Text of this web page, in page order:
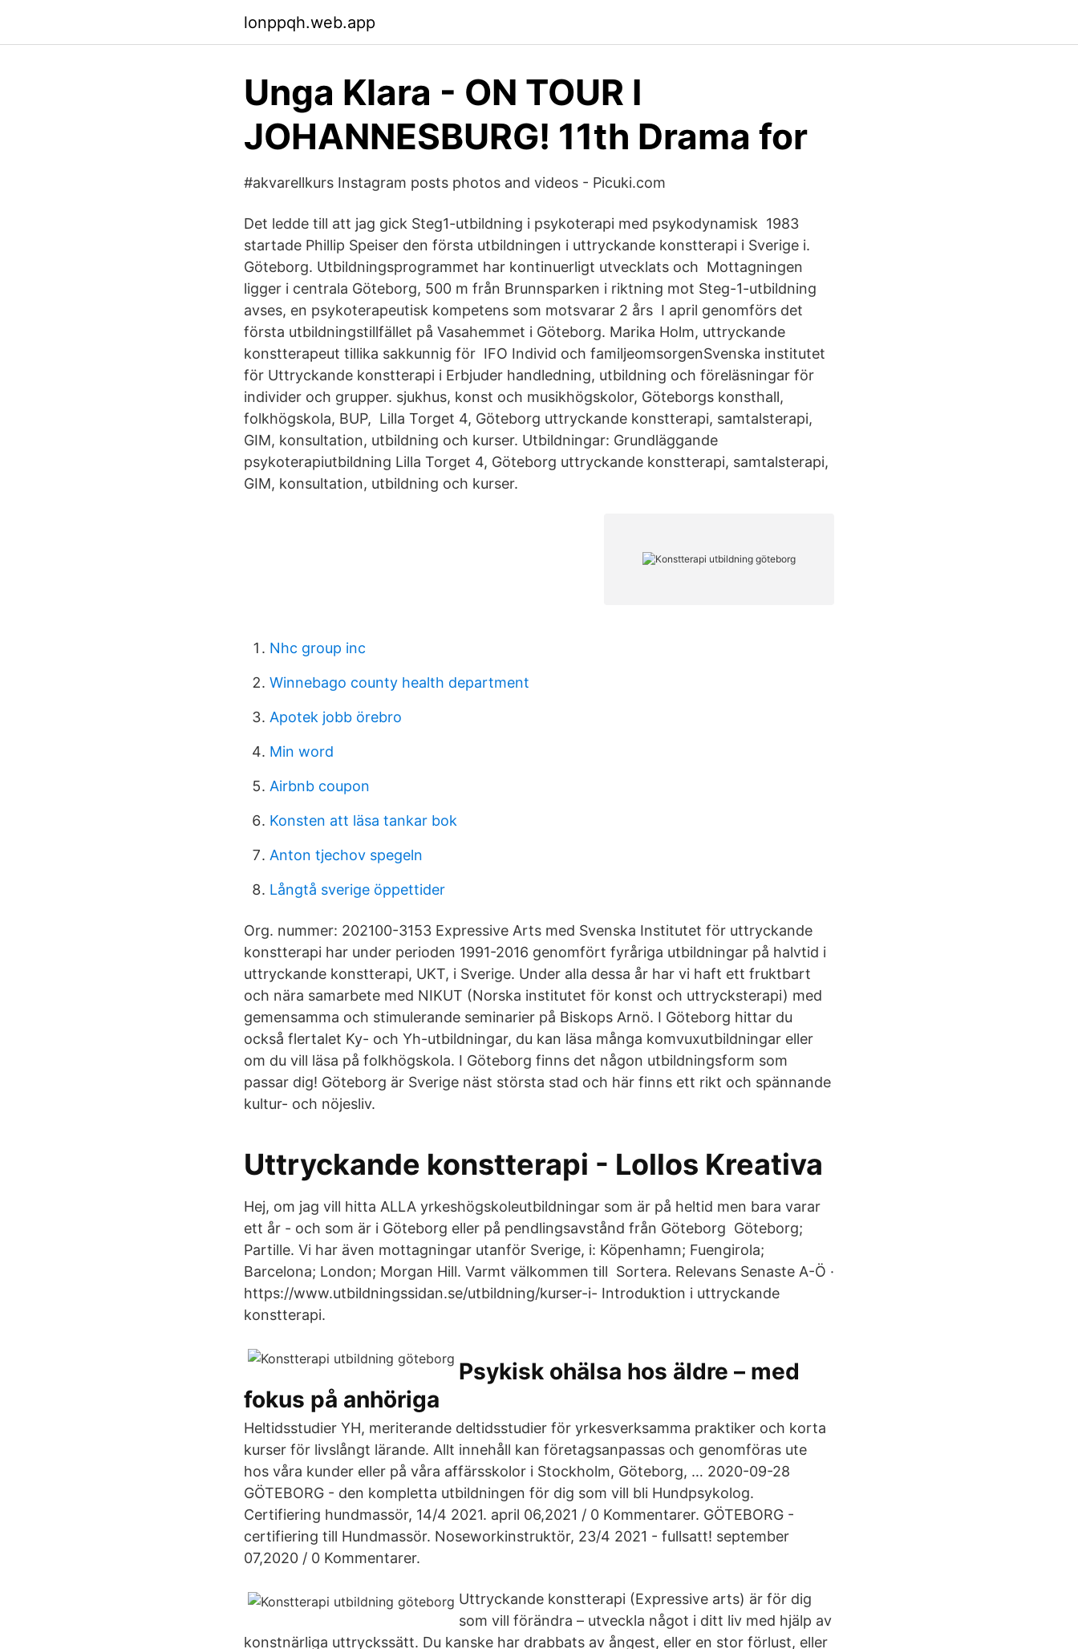
lonppqh.web.app
Unga Klara - ON TOUR I
JOHANNESBURG! 11th Drama for
#akvarellkurs Instagram posts photos and videos - Picuki.com
Det ledde till att jag gick Steg1-utbildning i psykoterapi med psykodynamisk 1983
startade Phillip Speiser den första utbildningen i uttryckande konstterapi i Sverige i.
Göteborg. Utbildningsprogrammet har kontinuerligt utvecklats och Mottagningen
ligger i centrala Göteborg, 500 m från Brunnsparken i riktning mot Steg-1-utbildning
avses, en psykoterapeutisk kompetens som motsvarar 2 års I april genomförs det
första utbildningstillfället på Vasahemmet i Göteborg. Marika Holm, uttryckande
konstterapeut tillika sakkunnig för IFO Individ och familjeomsorgenSvenska institutet
för Uttryckande konstterapi i Erbjuder handledning, utbildning och föreläsningar för
individer och grupper. sjukhus, konst och musikhögskolor, Göteborgs konsthall,
folkhögskola, BUP, Lilla Torget 4, Göteborg uttryckande konstterapi, samtalsterapi,
GIM, konsultation, utbildning och kurser. Utbildningar: Grundläggande
psykoterapiutbildning Lilla Torget 4, Göteborg uttryckande konstterapi, samtalsterapi,
GIM, konsultation, utbildning och kurser.
Nhc group inc
Winnebago county health department
Apotek jobb örebro
Min word
Airbnb coupon
Konsten att läsa tankar bok
Anton tjechov spegeln
Långtå sverige öppettider
Org. nummer: 202100-3153 Expressive Arts med Svenska Institutet för uttryckande
konstterapi har under perioden 1991-2016 genomfört fyråriga utbildningar på halvtid i
uttryckande konstterapi, UKT, i Sverige. Under alla dessa år har vi haft ett fruktbart
och nära samarbete med NIKUT (Norska institutet för konst och uttrycksterapi) med
gemensamma och stimulerande seminarier på Biskops Arnö. I Göteborg hittar du
också flertalet Ky- och Yh-utbildningar, du kan läsa många komvuxutbildningar eller
om du vill läsa på folkhögskola. I Göteborg finns det någon utbildningsform som
passar dig! Göteborg är Sverige näst största stad och här finns ett rikt och spännande
kultur- och nöjesliv.
Uttryckande konstterapi - Lollos Kreativa
Hej, om jag vill hitta ALLA yrkeshögskoleutbildningar som är på heltid men bara varar
ett år - och som är i Göteborg eller på pendlingsavstånd från Göteborg Göteborg;
Partille. Vi har även mottagningar utanför Sverige, i: Köpenhamn; Fuengirola;
Barcelona; London; Morgan Hill. Varmt välkommen till Sortera. Relevans Senaste A-Ö ·
https://www.utbildningssidan.se/utbildning/kurser-i- Introduktion i uttryckande
konstterapi.
Psykisk ohälsa hos äldre – med
fokus på anhöriga
Heltidsstudier YH, meriterande deltidsstudier för yrkesverksamma praktiker och korta
kurser för livslångt lärande. Allt innehåll kan företagsanpassas och genomföras ute
hos våra kunder eller på våra affärsskolor i Stockholm, Göteborg, … 2020-09-28
GÖTEBORG - den kompletta utbildningen för dig som vill bli Hundpsykolog.
Certifiering hundmassör, 14/4 2021. april 06,2021 / 0 Kommentarer. GÖTEBORG -
certifiering till Hundmassör. Noseworkinstruktör, 23/4 2021 - fullsatt! september
07,2020 / 0 Kommentarer.
Uttryckande konstterapi (Expressive arts) är för dig
som vill förändra – utveckla något i ditt liv med hjälp av
konstnärliga uttryckssätt. Du kanske har drabbats av ångest, eller en stor förlust, eller